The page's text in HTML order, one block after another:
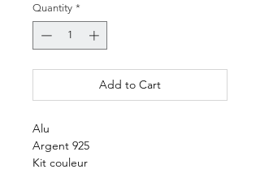
Quantity *
Add to Cart
Alu
Argent 925
Kit couleur